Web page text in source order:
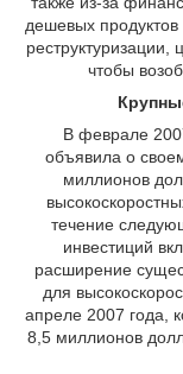
дешевых продуктов
реструктуризации,
чтобы
В феврале
объявила о
миллионов
течение
инвестиций
расширение
для
апреле 2007 года,
8,5 миллионов